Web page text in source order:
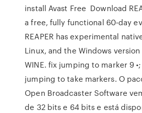
install Avast Free Download
a free, fully functional 60-day
REAPER has experimental
Linux, and the Windows
WINE. fix jumping to marker 9
jumping to take markers. O
Open Broadcaster Software
de 32 bits e 64 bits e está